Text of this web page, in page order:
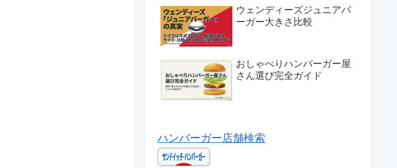
ウェンディーズジュニアバ
ーガー大きさ比較
おしゃべりハンバーガー屋
さん選び完全ガイド
ハンバーガー店舗検索